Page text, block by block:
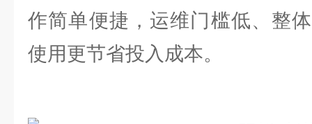
作简单便捷，运维门槛低、整
使用更节省投入成本。